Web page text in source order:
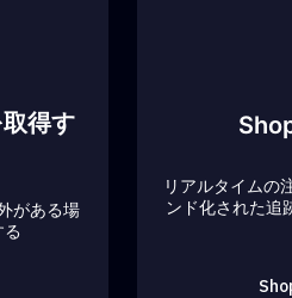
得す
がある場
リアルタイムの
ンド化された追